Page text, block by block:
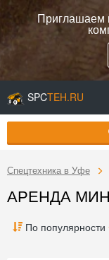
Приглашаем
SPCTEH.RU
Спецтехника в Уфе
АРЕНДА
По популярности